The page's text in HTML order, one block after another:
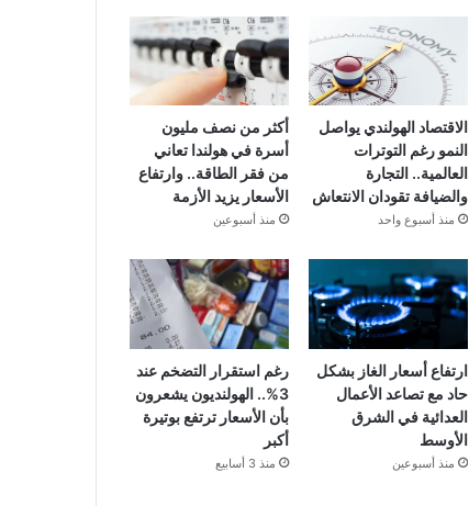
الاقتصاد الهولندي يواصل
النمو رغم التوترات
العالمية.. التجارة
والضيافة تقودان الانتعاش
منذ أسبوع واحد
أكثر من نصف مليون
أسرة في هولندا تعاني
من فقر الطاقة.. وارتفاع
الأسعار يزيد الأزمة
منذ أسبوعين
ارتفاع أسعار الغاز بشكل
حاد مع تصاعد الأعمال
العدائية في الشرق
الأوسط
منذ أسبوعين
رغم استقرار التضخم عند
3%.. الهولنديون يشعرون
بأن الأسعار ترتفع بوتيرة
أكبر
منذ 3 أسابيع